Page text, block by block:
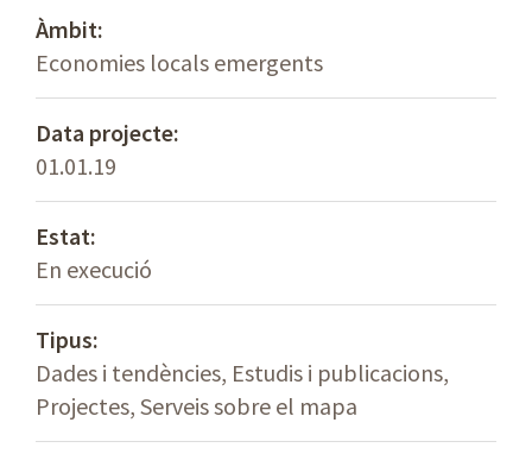
Àmbit:
Economies locals emergents
Data projecte:
01.01.19
Estat:
En execució
Tipus:
Dades i tendències, Estudis i publicacions,
Projectes, Serveis sobre el mapa